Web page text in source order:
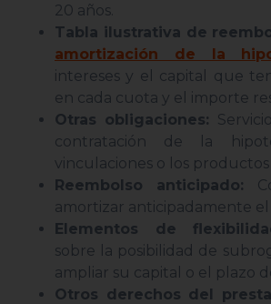
20 años.
Tabla ilustrativa de
amortización de la
intereses y el capital que
en cada cuota y el importe
Otras obligaciones:
contratación de la
vinculaciones o los productos
Reembolso anticipado:
amortizar anticipadamente el
Elementos de
sobre la posibilidad de
ampliar su capital o el plazo
Otros derechos del